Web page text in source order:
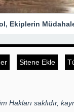
Ekiplerin
Sitene Ekle
Hakları saklıdır,